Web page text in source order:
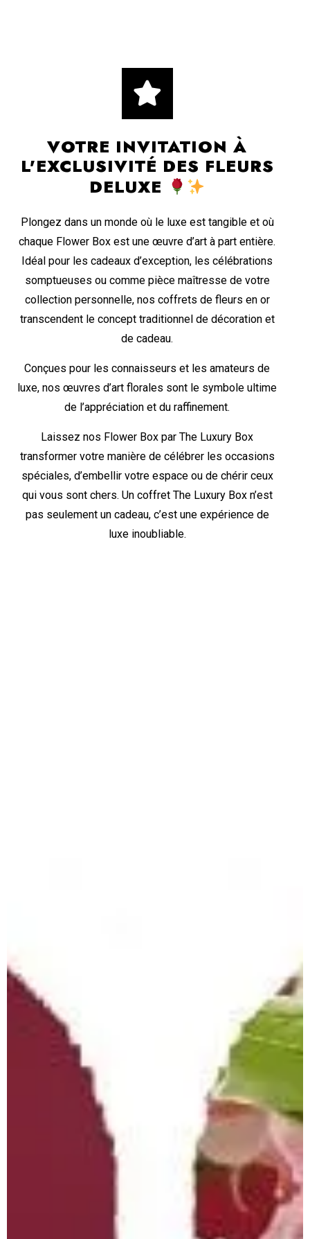
VOTRE INVITATION À
L'EXCLUSIVITÉ DES FLEURS
DELUXE
Plongez dans un monde où le luxe est tangible et où
chaque Flower Box est une œuvre d’art à part entière.
Idéal pour les cadeaux d’exception, les célébrations
somptueuses ou comme pièce maîtresse de votre
collection personnelle, nos coffrets de fleurs en or
transcendent le concept traditionnel de décoration et
de cadeau.
Conçues pour les connaisseurs et les amateurs de
luxe, nos œuvres d’art florales sont le symbole ultime
de l’appréciation et du raffinement.
Laissez nos Flower Box par The Luxury Box
transformer votre manière de célébrer les occasions
spéciales, d’embellir votre espace ou de chérir ceux
qui vous sont chers. Un coffret The Luxury Box n’est
pas seulement un cadeau, c’est une expérience de
luxe inoubliable.